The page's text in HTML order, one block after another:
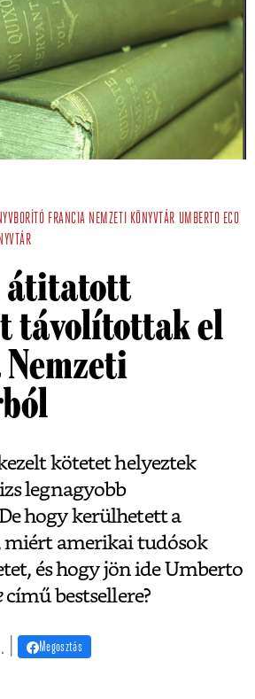
FRANCIA NEMZETI KÖNYVTÁR UMBERTO ECO
átitatott
távolítottak el
kötetet helyeztek
legnagyobb
hogy kerülhetett a
miért amerikai tudósok
és hogy jön ide Umberto
című bestsellere?
Megosztás